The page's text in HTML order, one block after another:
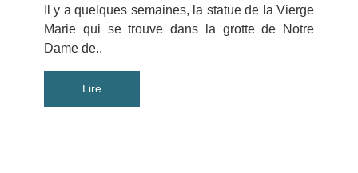
Il y a quelques semaines, la statue de la Vierge
Marie qui se trouve dans la grotte de Notre
Dame de..